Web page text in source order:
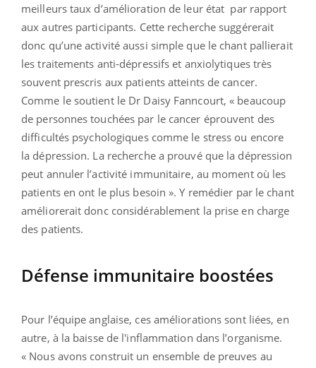
meilleurs taux d’amélioration de leur état par rapport
aux autres participants. Cette recherche suggérerait
donc qu’une activité aussi simple que le chant pallierait
les traitements anti-dépressifs et anxiolytiques très
souvent prescris aux patients atteints de cancer.
Comme le soutient le Dr Daisy Fanncourt, « beaucoup
de personnes touchées par le cancer éprouvent des
difficultés psychologiques comme le stress ou encore
la dépression. La recherche a prouvé que la dépression
peut annuler l’activité immunitaire, au moment où les
patients en ont le plus besoin ». Y remédier par le chant
améliorerait donc considérablement la prise en charge
des patients.
Défense immunitaire boostées
Pour l’équipe anglaise, ces améliorations sont liées, en
autre, à la baisse de l'inflammation dans l’organisme.
« Nous avons construit un ensemble de preuves au